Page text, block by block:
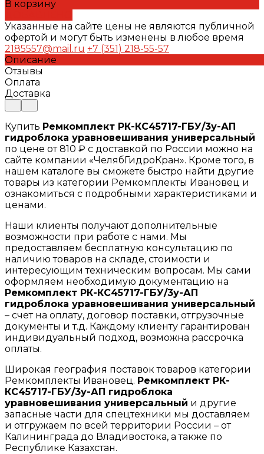
В корзину
Указанные на сайте цены не являются публичной
офертой и могут быть изменены в любое время
2185557@mail.ru +7 (351) 218-55-57
Описание
Отзывы
Оплата
Доставка
Купить Ремкомплект РК-КС45717-ГБУ/3у-АП
гидроблока уравновешивания универсальный
по цене от 810 ₽ с доставкой по России можно на
сайте компании «ЧелябГидроКран». Кроме того, в
нашем каталоге вы сможете быстро найти другие
товары из категории Ремкомплекты Ивановец и
ознакомиться с подробными характеристиками и
ценами.
Наши клиенты получают дополнительные
возможности при работе с нами. Мы
предоставляем бесплатную консультацию по
наличию товаров на складе, стоимости и
интересующим техническим вопросам. Мы сами
оформляем необходимую документацию на
Ремкомплект РК-КС45717-ГБУ/3у-АП
гидроблока уравновешивания универсальный
– счет на оплату, договор поставки, отгрузочные
документы и т.д. Каждому клиенту гарантирован
индивидуальный подход, возможна рассрочка
оплаты.
Широкая география поставок товаров категории
Ремкомплекты Ивановец. Ремкомплект РК-
КС45717-ГБУ/3у-АП гидроблока
уравновешивания универсальный и другие
запасные части для спецтехники мы доставляем
и отгружаем по всей территории России – от
Калининграда до Владивостока, а также по
Республике Казахстан.